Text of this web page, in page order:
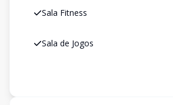
Sala Fitness
Sala de Jogos